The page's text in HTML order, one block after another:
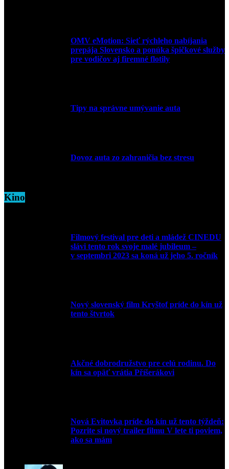
OMV eMotion: Sieť rýchleho nabíjania
prepája Slovensko a ponúka špičkové služby
pre vodičov aj firemné flotily
Tipy na správne umývanie auta
Dovoz auta zo zahraničia bez stresu
Kino
Filmový festival pre deti a mládež CINEDU
slávi tento rok svoje malé jubileum –
v septembri 2023 sa koná už jeho 5. ročník
Nový slovenský film Kryštof príde do kín už
tento štvrtok
Akčné dobrodružstvo pre celú rodinu. Do
kín sa opäť vrátia Příšerákovi
Nová Evitovka príde do kín už tento týždeň:
Pozrite si nový trailer filmu V lete ti poviem,
ako sa mám